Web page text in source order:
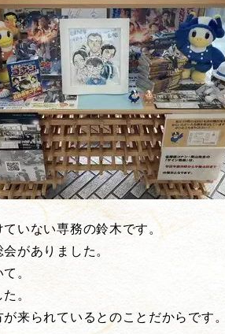
いない専務の鈴木です。
がありました。
。
。
来られているとのことだからです。